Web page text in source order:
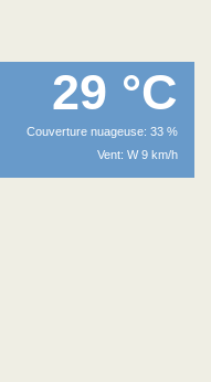
29 °C
Couverture nuageuse: 33 %
Vent: W 9 km/h